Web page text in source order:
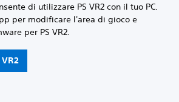
di utilizzare PS VR2 con il tuo PC.
per modificare l'area di gioco e
per PS VR2.